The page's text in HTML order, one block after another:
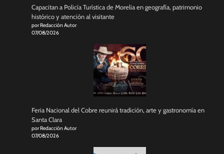
Capacitan a Policía Turística de Morelia en geografía, patrimonio
histórico y atención al visitante
por Redacción Autor
07/08/2026
Feria Nacional del Cobre reunirá tradición, arte y gastronomía en
Santa Clara
por Redacción Autor
07/08/2026